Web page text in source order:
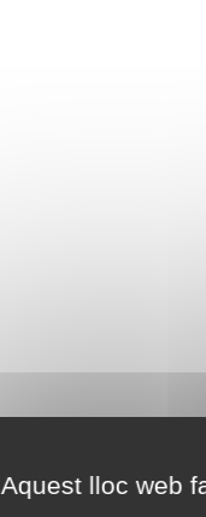
Aquest lloc web